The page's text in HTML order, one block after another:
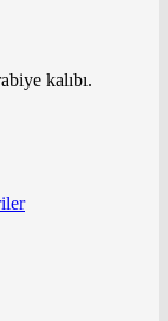
kalıbı.